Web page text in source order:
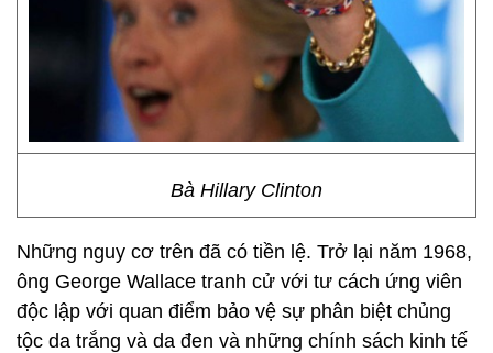
Bà Hillary Clinton
Những nguy cơ trên đã có tiền lệ. Trở lại năm 1968,
ông George Wallace tranh cử với tư cách ứng viên
độc lập với quan điểm bảo vệ sự phân biệt chủng
tộc da trắng và da đen và những chính sách kinh tế